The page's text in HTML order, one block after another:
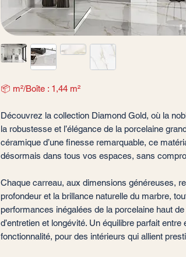
📦 m²/Boîte : 1,44 m²
Découvrez la collection Diamond Gold, où la
la robustesse et l’élégance de la porcelaine
céramique d’une finesse remarquable, ce
désormais dans tous vos espaces, sans
Chaque carreau, aux dimensions généreuses,
profondeur et la brillance naturelle du marbre,
performances inégalées de la porcelaine haut
d’entretien et longévité. Un équilibre parfait
fonctionnalité, pour des intérieurs qui allient